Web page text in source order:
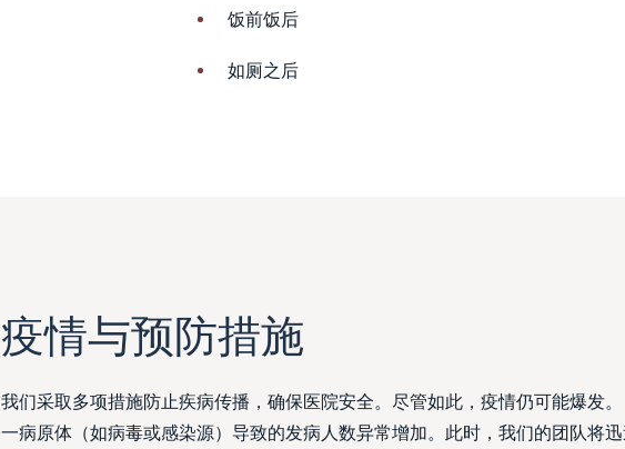
饭前饭后
如厕之后
疫情与预防措施
我们采取多项措施防止疾病传播，确保医院安全。尽管如此，疫情仍可能爆发
一病原体（如病毒或感染源）导致的发病人数异常增加。此时，我们的团队将